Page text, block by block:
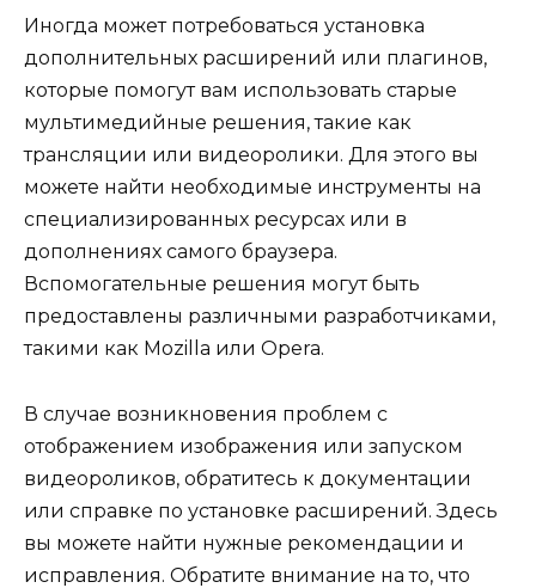
Иногда может потребоваться установка
дополнительных расширений или плагинов,
которые помогут вам использовать старые
мультимедийные решения, такие как
трансляции или видеоролики. Для этого вы
можете найти необходимые инструменты на
специализированных ресурсах или в
дополнениях самого браузера.
Вспомогательные решения могут быть
предоставлены различными разработчиками,
такими как Mozilla или Opera.
В случае возникновения проблем с
отображением изображения или запуском
видеороликов, обратитесь к документации
или справке по установке расширений. Здесь
вы можете найти нужные рекомендации и
исправления. Обратите внимание на то, что